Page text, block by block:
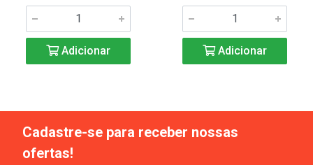
Adicionar Adicionar
Cadastre-se para receber nossas
ofertas!